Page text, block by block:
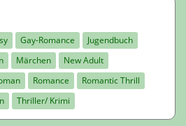
Gay-Romance
Jugendbuch
Märchen
New Adult
Romance
Romantic Thrill
Thriller/ Krimi